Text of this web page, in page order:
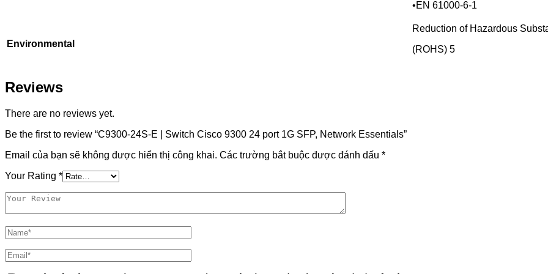
•EN 61000-6-1
Environmental
Reduction of Hazardous
(ROHS) 5
Reviews
There are no reviews yet.
Be the first to review “C9300-24S-E | Switch Cisco 9300 24 port 1G SFP, Network Essentials”
Email của bạn sẽ không được hiển thị công khai. Các trường bắt buộc được đánh dấu *
Your Rating *